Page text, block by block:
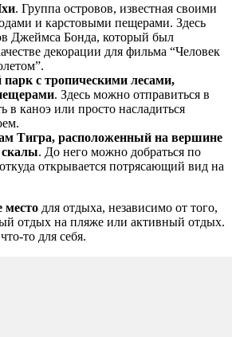
. Группа островов, известная своими
и карстовыми пещерами. Здесь
Джеймса Бонда, который был
декорации для фильма “Человек
с тропическими лесами,
. Здесь можно отправиться в
в каноэ или просто насладиться
Тигра, расположенный на вершине
скалы. До него можно добраться по
открывается потрясающий вид на
место для отдыха, независимо от того,
отдых на пляже или активный отдых.
то для себя.